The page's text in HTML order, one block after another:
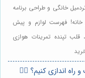
خانگی و طراحی برنامه
خانه! فهرست لوازم و پیش
قلب تپنده تمرینات هوازی
اندازی کنیم؟ 🏃‍♀️